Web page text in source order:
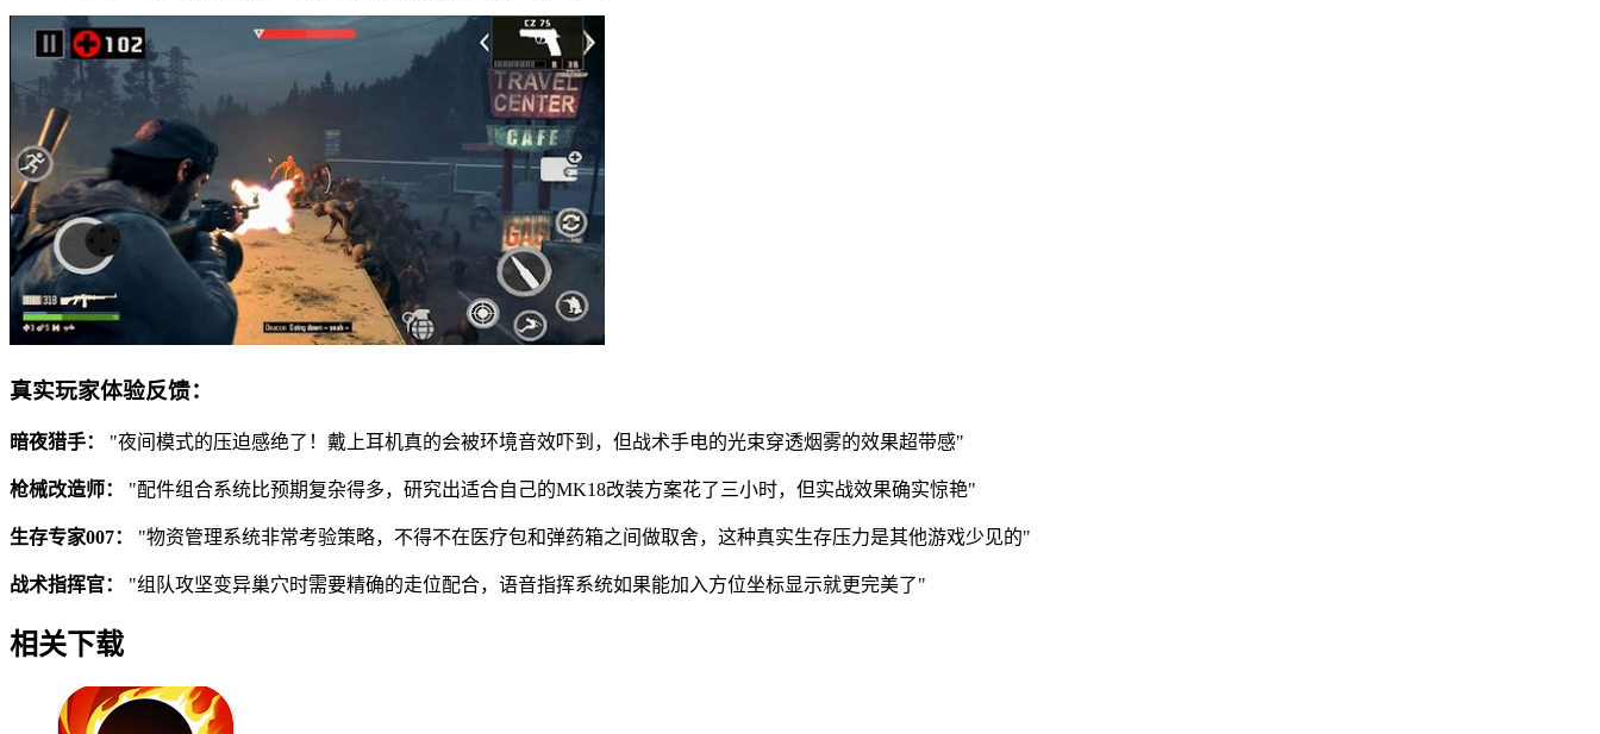
真实玩家体验反馈：
暗夜猎手： "夜间模式的压迫感绝了！戴上耳机真的会被环境音效吓到，但战术手电的光束穿透烟雾的效果超带感"
枪械改造师： "配件组合系统比预期复杂得多，研究出适合自己的MK18改装方案花了三小时，但实战效果确实惊艳"
生存专家007： "物资管理系统非常考验策略，不得不在医疗包和弹药箱之间做取舍，这种真实生存压力是其他游戏少见的"
战术指挥官： "组队攻坚变异巢穴时需要精确的走位配合，语音指挥系统如果能加入方位坐标显示就更完美了"
相关下载